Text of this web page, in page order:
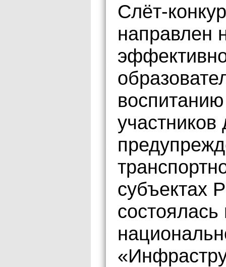
Слёт-
направлен
субъектах
состоялась